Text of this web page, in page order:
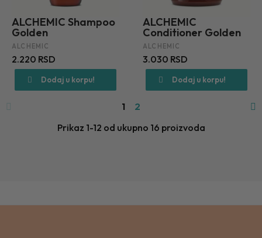
ALCHEMIC Shampoo
Golden
ALCHEMIC
2.220 RSD
Dodaj u korpu!
ALCHEMIC
Conditioner Golden
ALCHEMIC
3.030 RSD
Dodaj u korpu!
1
2
Prikaz 1-12 od ukupno 16 proizvoda